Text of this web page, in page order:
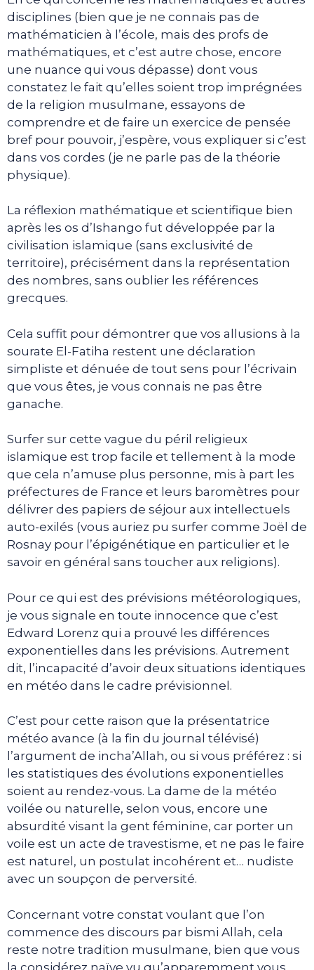
disciplines (bien que je ne connais pas de
mathématicien à l’école, mais des profs de
mathématiques, et c’est autre chose, encore
une nuance qui vous dépasse) dont vous
constatez le fait qu’elles soient trop imprégnées
de la religion musulmane, essayons de
comprendre et de faire un exercice de pensée
bref pour pouvoir, j’espère, vous expliquer si c’est
dans vos cordes (je ne parle pas de la théorie
physique).
La réflexion mathématique et scientifique bien
après les os d’Ishango fut développée par la
civilisation islamique (sans exclusivité de
territoire), précisément dans la représentation
des nombres, sans oublier les références
grecques.
Cela suffit pour démontrer que vos allusions à la
sourate El-Fatiha restent une déclaration
simpliste et dénuée de tout sens pour l’écrivain
que vous êtes, je vous connais ne pas être
ganache.
Surfer sur cette vague du péril religieux
islamique est trop facile et tellement à la mode
que cela n’amuse plus personne, mis à part les
préfectures de France et leurs baromètres pour
délivrer des papiers de séjour aux intellectuels
auto-exilés (vous auriez pu surfer comme Joël de
Rosnay pour l’épigénétique en particulier et le
savoir en général sans toucher aux religions).
Pour ce qui est des prévisions météorologiques,
je vous signale en toute innocence que c’est
Edward Lorenz qui a prouvé les différences
exponentielles dans les prévisions. Autrement
dit, l’incapacité d’avoir deux situations identiques
en météo dans le cadre prévisionnel.
C’est pour cette raison que la présentatrice
météo avance (à la fin du journal télévisé)
l’argument de incha’Allah, ou si vous préférez : si
les statistiques des évolutions exponentielles
soient au rendez-vous. La dame de la météo
voilée ou naturelle, selon vous, encore une
absurdité visant la gent féminine, car porter un
voile est un acte de travestisme, et ne pas le faire
est naturel, un postulat incohérent et… nudiste
avec un soupçon de perversité.
Concernant votre constat voulant que l’on
commence des discours par bismi Allah, cela
reste notre tradition musulmane, bien que vous
la considérez naïve vu qu’apparemment vous